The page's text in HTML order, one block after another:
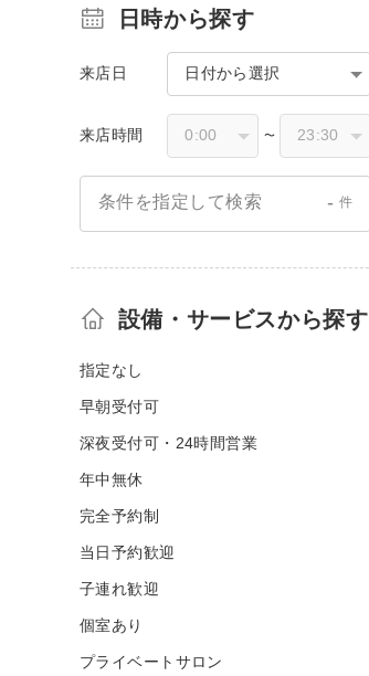
日時から探す
来店日 日付から選択
来店時間 〜
条件を指定して検索 - 件
設備・サービスから探す
指定なし
早朝受付可
深夜受付可・24時間営業
年中無休
完全予約制
当日予約歓迎
子連れ歓迎
個室あり
プライベートサロン